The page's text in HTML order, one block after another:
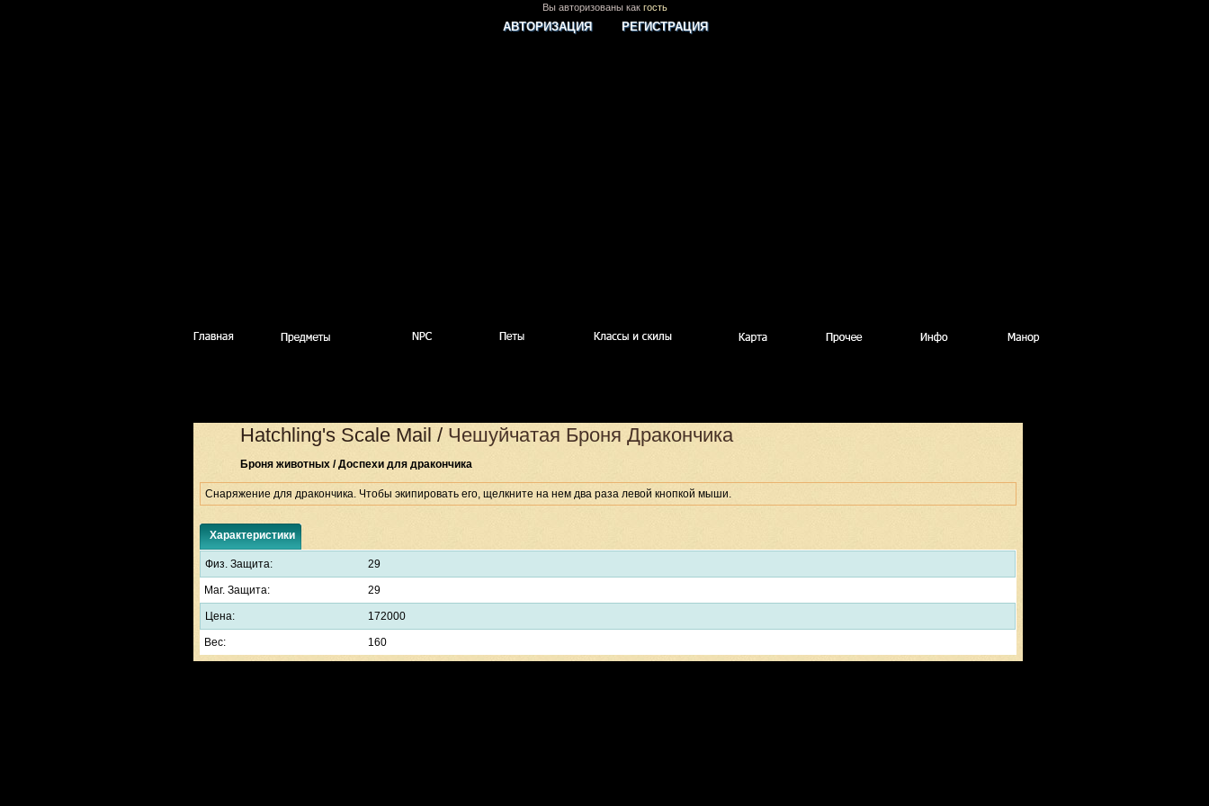
Вы авторизованы как гость
АВТОРИЗАЦИЯ РЕГИСТРАЦИЯ
Hatchling's Scale Mail / Чешуйчатая Броня Дракончика
Броня животных / Доспехи для дракончика
Снаряжение для дракончика. Чтобы экипировать его, щелкните на нем два раза левой кнопкой мыши.
Характеристики
Физ. Защита: 29
Маг. Защита: 29
Цена: 172000
Вес: 160